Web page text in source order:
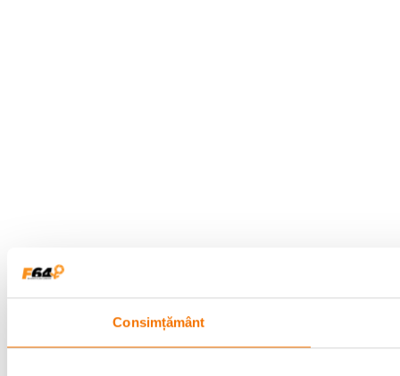
Consimțământ